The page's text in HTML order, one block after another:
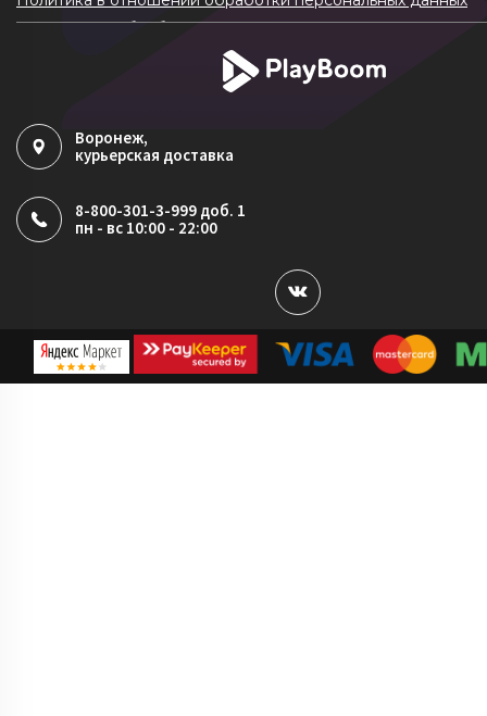
Согласие на обработку ПДн
Политика обработки файлов cookie
Воронеж,
курьерская доставка
8-800-301-3-999 доб. 1
пн - вс 10:00 - 22:00